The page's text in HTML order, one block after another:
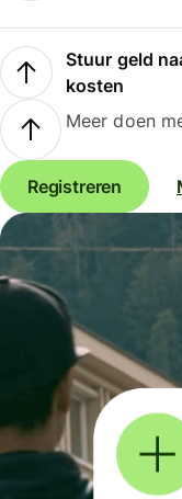
Stuur geld
kosten
Meer doen
Registreren